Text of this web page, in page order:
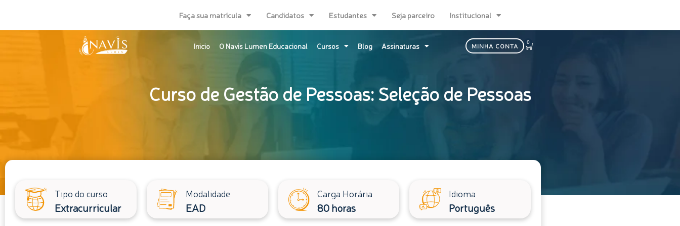
o
Faça sua matrícula Candidatos Estudantes Seja parceiro Institucional
Inicio O Navis Lumen Educacional Cursos Blog Assinaturas MINHA CONTA
0
Carrinho
Curso de Gestão de Pessoas: Seleção de Pessoas
Tipo do curso
Extracurricular
Modalidade
EAD
Carga Horária
80 horas
Idioma
Português